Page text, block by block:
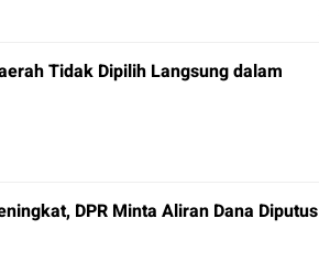
Tidak Dipilih Langsung dalam
DPR Minta Aliran Dana Diputus